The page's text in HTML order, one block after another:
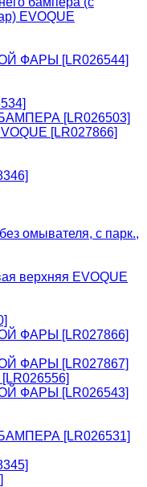
EVOQUE
ФАРЫ [LR026544]
[LR026503]
[LR027866]
омывателя, с парк.,
верхняя EVOQUE
ФАРЫ [LR027866]
ФАРЫ [LR027867]
ФАРЫ [LR026543]
[LR026531]